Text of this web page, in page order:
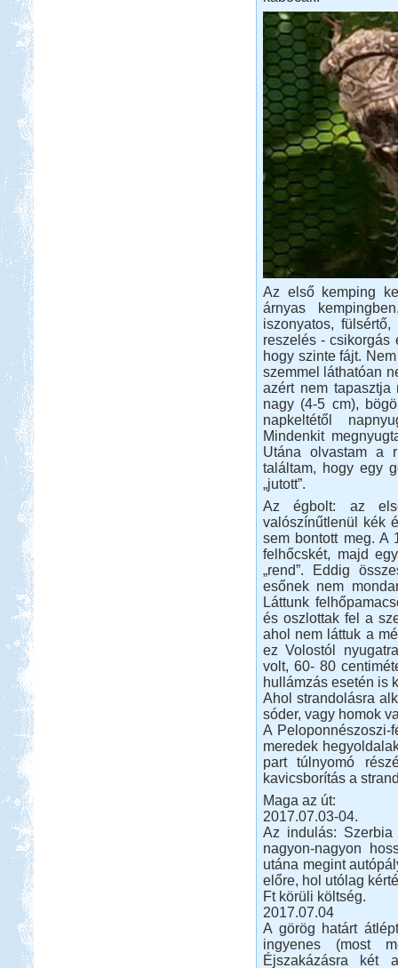
Az első kemping
árnyas
iszonyatos,
reszelés - csikorgás
hogy szinte fájt.
szemmel láthatóan
azért nem
nagy (4-5 cm),
napkeltétől
Mindenkit
Utána olvastam a
találtam, hogy egy
„jutott”.
Az égbolt: az
valószínűtlenül kék
sem bontott meg. A
felhőcskét, majd
„rend”. Eddig
esőnek nem
Láttunk
és oszlottak fel a
ahol nem láttuk a
ez Volostól
volt, 60- 80
hullámzás esetén is
Ahol strandolásra
sóder, vagy homok
A Peloponnészoszi-
meredek
part túlnyomó
kavicsborítás a
Maga az út:
2017.07.03-04.
Az indulás: Szerbia
nagyon-nagyon
utána megint
előre, hol utólag
Ft körüli költség.
2017.07.04
A görög határt
ingyenes (most
Éjszakázásra két